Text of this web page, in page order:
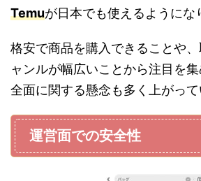
Temuが日本でも使えるようにな
格安で商品を購入できることや
ャンルが幅広いことから注目を
全面に関する懸念も多く上がって
運営面での安全性